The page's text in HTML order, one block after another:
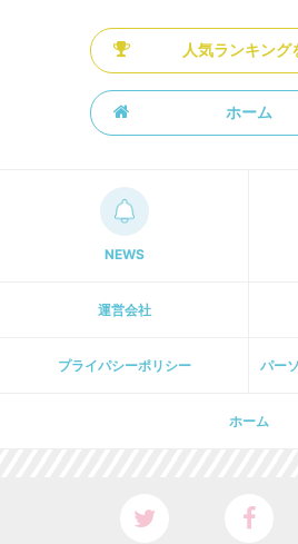
人気ランキング
ホーム
NEWS
運営会社
プライパシーポリシー パー
ホーム